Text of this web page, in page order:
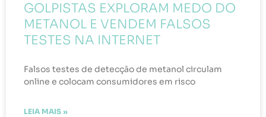
GOLPISTAS EXPLORAM MEDO DO
METANOL E VENDEM FALSOS
TESTES NA INTERNET
Falsos testes de detecção de metanol circulam
online e colocam consumidores em risco
LEIA MAIS »